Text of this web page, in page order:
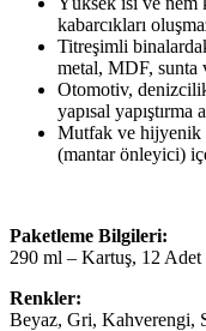
kabarcıkları
Titreşimli
metal, MDF, sunta
Otomotiv,
yapısal yapıştırma
Mutfak ve hijyenik
(mantar önleyici)
Paketleme Bilgileri:
290 ml – Kartuş, 12
Renkler:
Beyaz, Gri, Kahverengi,